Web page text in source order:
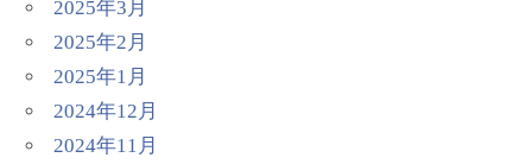
2025年3月
2025年2月
2025年1月
2024年12月
2024年11月